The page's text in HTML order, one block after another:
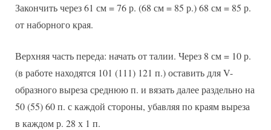
Закончить через 61 см = 76 р. (68 см = 85 р.) 68 см = 85 р.
от наборного края.
Верхняя часть переда: начать от талии. Через 8 см = 10 р.
(в работе находятся 101 (111) 121 п.) оставить для V-
образного выреза среднюю п. и вязать далее раздельно на
50 (55) 60 п. с каждой стороны, убавляя по краям выреза
в каждом р. 28 х 1 п.